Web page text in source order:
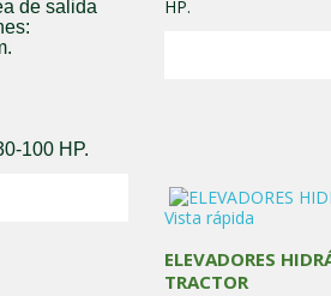
de salida
100 HP.
HP.
Vista rápida
ELEVADORES
TRACTOR